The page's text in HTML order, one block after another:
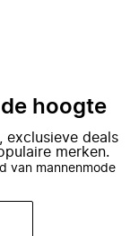
hoogte
exclusieve deals
merken.
van mannenmode